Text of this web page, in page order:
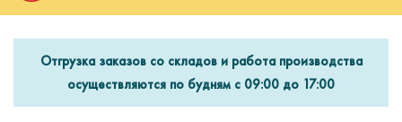
Отгрузка заказов со складов и работа производства
осуществляются по будням с 09:00 до 17:00